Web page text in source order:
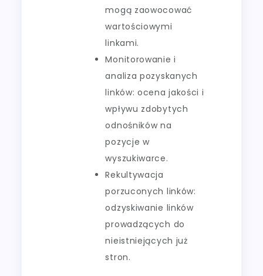
mogą zaowocować
wartościowymi
linkami.
Monitorowanie i
analiza pozyskanych
linków: ocena jakości i
wpływu zdobytych
odnośników na
pozycje w
wyszukiwarce.
Rekultywacja
porzuconych linków:
odzyskiwanie linków
prowadzących do
nieistniejących już
stron.